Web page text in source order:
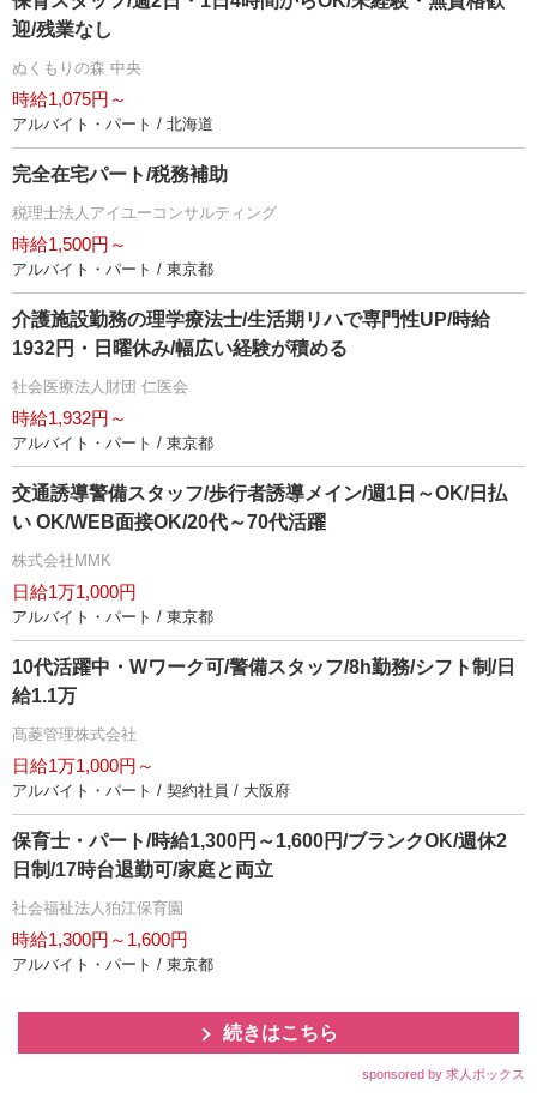
迎/残業なし
ぬくもりの森 中央
時給1,075円～
アルバイト・パート / 北海道
完全在宅パート/税務補助
税理士法人アイユーコンサルティング
時給1,500円～
アルバイト・パート / 東京都
介護施設勤務の理学療法士/生活期リハで専門性UP/時給
1932円・日曜休み/幅広い経験が積める
社会医療法人財団 仁医会
時給1,932円～
アルバイト・パート / 東京都
交通誘導警備スタッフ/歩行者誘導メイン/週1日～OK/日払
い OK/WEB面接OK/20代～70代活躍
株式会社MMK
日給1万1,000円
アルバイト・パート / 東京都
10代活躍中・Wワーク可/警備スタッフ/8h勤務/シフト制/日
給1.1万
髙菱管理株式会社
日給1万1,000円～
アルバイト・パート / 契約社員 / 大阪府
保育士・パート/時給1,300円～1,600円/ブランクOK/週休2
日制/17時台退勤可/家庭と両立
社会福祉法人狛江保育園
時給1,300円～1,600円
アルバイト・パート / 東京都
続きはこちら
sponsored by 求人ボックス